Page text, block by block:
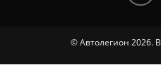
© Автолегион 2026.